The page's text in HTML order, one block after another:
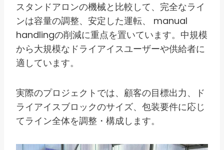
スタンドアロンの機械と比較して、完全なライ
ンは容量の調整、安定した運転、 manual
handlingの削減に重点を置いています。中規模
から大規模なドライアイスユーザーや供給者に
適しています。
実際のプロジェクトでは、顧客の目標出力、ド
ライアイスブロックのサイズ、包装要件に応じ
てライン全体を調整・構成します。